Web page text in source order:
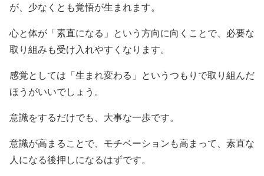
が、少なくとも覚悟が生まれます。
心と体が「素直になる」という方向に向くことで、必要な
取り組みも受け入れやすくなります。
感覚としては「生まれ変わる」というつもりで取り組んだ
ほうがいいでしょう。
意識をするだけでも、大事な一歩です。
意識が高まることで、モチベーションも高まって、素直な
人になる後押しになるはずです。